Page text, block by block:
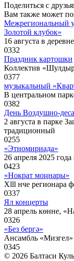
Поделиться с
Вам также может
Межрегиональный
Золотой клубок»
16 августа в
0332
Праздник картошки
Коллектив
0377
музыкальный
В центральном
0382
День Воздушно-
2 августа в парке
традиционный
0255
«Этномириада»
26 апреля 2025
0423
«Нократ моңнары»
Xlll нче регионара
0337
Ял концерты
28 апрель көнне,
0326
«Без бергә»
Ансамбль «Мизгел»
0345
© 2026 Балтаси